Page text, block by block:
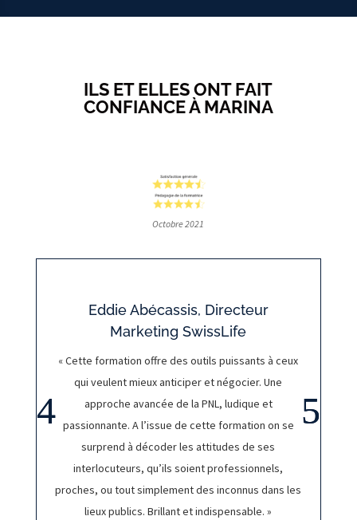
ILS ET ELLES ONT FAIT
CONFIANCE À MARINA
Octobre 2021
Eddie Abécassis, Directeur
Marketing SwissLife
« Cette formation offre des outils puissants à ceux
qui veulent mieux anticiper et négocier. Une
approche avancée de la PNL, ludique et
passionnante. A l’issue de cette formation on se
surprend à décoder les attitudes de ses
interlocuteurs, qu’ils soient professionnels,
proches, ou tout simplement des inconnus dans les
lieux publics. Brillant et indispensable. »